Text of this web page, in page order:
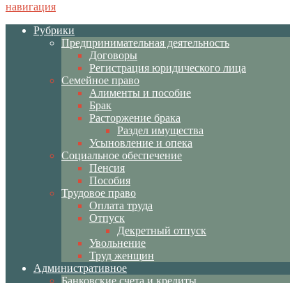
навигация
Рубрики
Предпринимательная деятельность
Договоры
Регистрация юридического лица
Семейное право
Алименты и пособие
Брак
Расторжение брака
Раздел имущества
Усыновление и опека
Социальное обеспечение
Пенсия
Пособия
Трудовое право
Оплата труда
Отпуск
Декретный отпуск
Увольнение
Труд женщин
Административное